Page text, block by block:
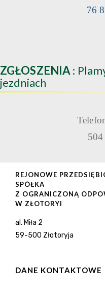
76
ZGŁOSZENIA :
jezdniach
REJONOWE
SPÓŁKA
Z OGRANICZONĄ
W ZŁOTORYI
al. Miła 2
59-500 Złotoryja
DANE KONTAKTOWE